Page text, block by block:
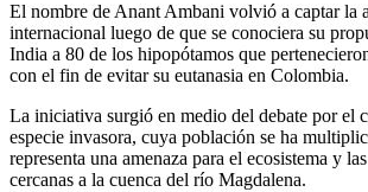
El nombre de Anant Ambani volvió a captar la
internacional luego de que se conociera su
India a 80 de los hipopótamos que
con el fin de evitar su eutanasia en Colombia.
La iniciativa surgió en medio del debate por el
especie invasora, cuya población se ha
representa una amenaza para el ecosistema y
cercanas a la cuenca del río Magdalena.